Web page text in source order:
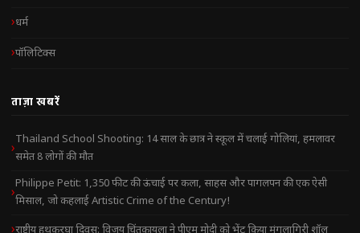
धर्म
पॉलिटिक्स
ताज़ा खबरें
Thailand School Shooting: 14 साल के छात्र ने स्कूल में चलाई गोलियां, हमलावर
समेत 8 लोगों की मौत
Philippe Petit: 1,350 फीट की ऊंचाई पर कला, साहस और पागलपन की एक ऐसी
मिसाल, जो कहलाई Artistic Crime of the Century!
राष्ट्रीय हथकरघा दिवस: विजय चिंतकायला ने पीएम मोदी को भेंट किया मंगलागिरी शॉल